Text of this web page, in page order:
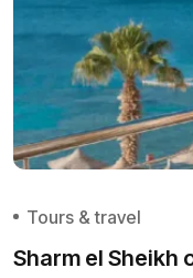
Tours & travel
Sharm el Sheikh